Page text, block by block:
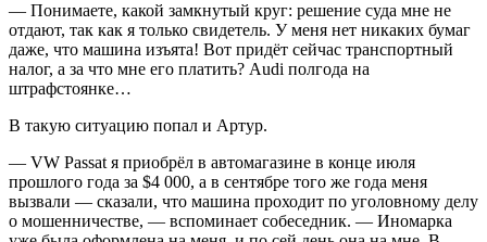
— Понимаете, какой замкнутый круг: решение суда мне не
отдают, так как я только свидетель. У меня нет никаких бумаг
даже, что машина изъята! Вот придёт сейчас транспортный
налог, а за что мне его платить? Audi полгода на
штрафстоянке…
В такую ситуацию попал и Артур.
— VW Passat я приобрёл в автомагазине в конце июля
прошлого года за $4 000, а в сентябре того же года меня
вызвали — сказали, что машина проходит по уголовному делу
о мошенничестве, — вспоминает собеседник. — Иномарка